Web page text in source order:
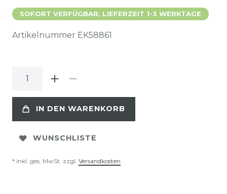
SOFORT VERFÜGBAR, LIEFERZEIT 1-3 WERKTAGE
Artikelnummer EK58861
IN DEN WARENKORB
WUNSCHLISTE
* inkl. ges. MwSt. zzgl. Versandkosten